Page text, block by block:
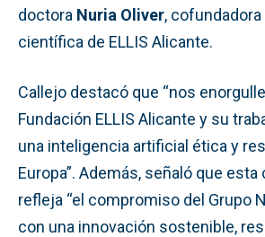
doctora Nuria Oliver,
científica de ELLIS Alicante.
Callejo destacó que “nos
Fundación ELLIS Alicante y su
una inteligencia artificial ética y
Europa”. Además, señaló que
refleja “el compromiso del Grupo
con una innovación sostenible,